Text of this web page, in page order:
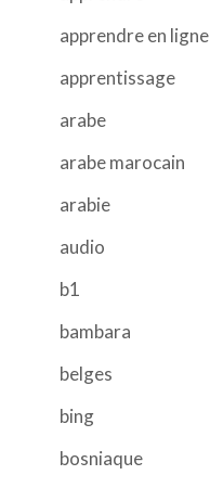
apprendre en ligne
apprentissage
arabe
arabe marocain
arabie
audio
b1
bambara
belges
bing
bosniaque